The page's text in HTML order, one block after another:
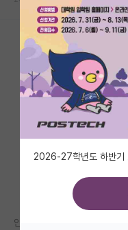
커뮤니티 홈
전체글보기
베스트 게시판
IF 명예의전당
자유 게시판(아무개
미국 유학 게시판
미국 대학원 합격 후
안녕하세요.
2026-27학년도 하반기